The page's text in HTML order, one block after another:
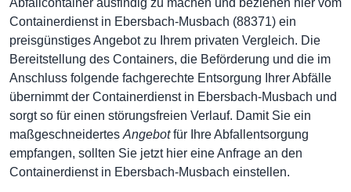
Abfallcontainer ausfindig zu machen und beziehen hier vom
Containerdienst in Ebersbach-Musbach (88371) ein
preisgünstiges Angebot zu Ihrem privaten Vergleich. Die
Bereitstellung des Containers, die Beförderung und die im
Anschluss folgende fachgerechte Entsorgung Ihrer Abfälle
übernimmt der Containerdienst in Ebersbach-Musbach und
sorgt so für einen störungsfreien Verlauf. Damit Sie ein
maßgeschneidertes Angebotfür Ihre Abfallentsorgung
empfangen, sollten Sie jetzt hier eine Anfrage an den
Containerdienst in Ebersbach-Musbach einstellen.